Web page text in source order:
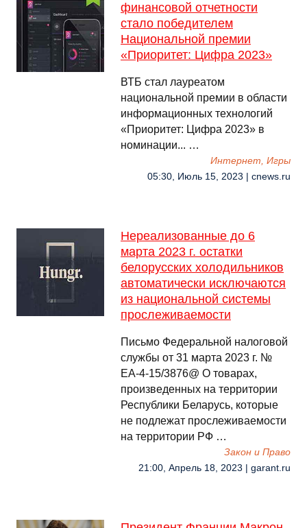
финансовой отчетности
стало победителем
Национальной премии
«Приоритет: Цифра 2023»
ВТБ стал лауреатом
национальной премии в области
информационных технологий
«Приоритет: Цифра 2023» в
номинации... …
Интернет, Игры
05:30, Июль 15, 2023 | cnews.ru
Нереализованные до 6
марта 2023 г. остатки
белорусских холодильников
автоматически исключаются
из национальной системы
прослеживаемости
Письмо Федеральной налоговой
службы от 31 марта 2023 г. №
ЕА-4-15/3876@ О товарах,
произведенных на территории
Республики Беларусь, которые
не подлежат прослеживаемости
на территории РФ …
Закон и Право
21:00, Апрель 18, 2023 | garant.ru